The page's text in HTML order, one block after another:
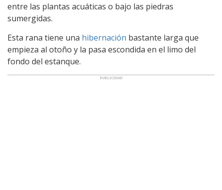
entre las plantas acuáticas o bajo las piedras
sumergidas.
Esta rana tiene una hibernación bastante larga que
empieza al otoño y la pasa escondida en el limo del
fondo del estanque.